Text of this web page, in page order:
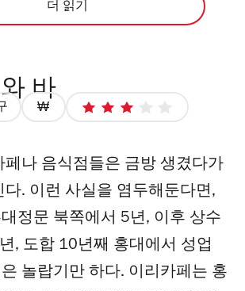
더 읽기
바
가
3
별
점
5
페나 음식점들은 금방 생겼다가
다. 이런 사실을 염두해둔다면,
정문 북쪽에서 5년, 이후 상수
, 도합 10년째 홍대에서 성업
놀랍기만 하다. 이리카페는 홍